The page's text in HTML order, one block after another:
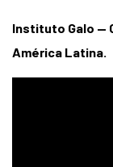
Instituto Galo —
América Latina.